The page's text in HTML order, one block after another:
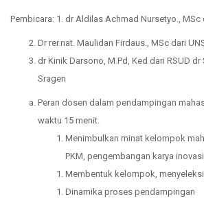
Pembicara: 1. dr Aldilas Achmad Nursetyo., MSc
Dr rer.nat. Maulidan Firdaus., MSc dari
dr Kinik Darsono, M.Pd, Ked dari RSUD
Sragen
Peran dosen dalam pendampingan
waktu 15 menit.
Menimbulkan minat kelompok
PKM, pengembangan karya
Membentuk kelompok,
Dinamika proses pendampingan